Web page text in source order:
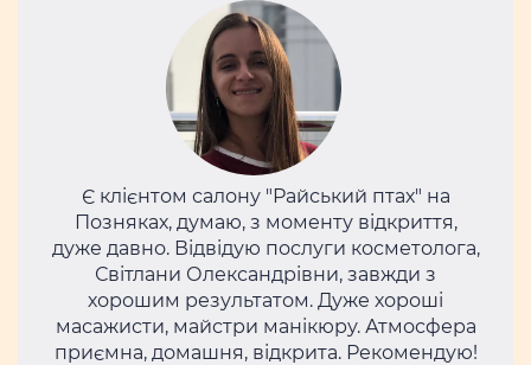
Є клієнтом салону "Райський птах" на
Позняках, думаю, з моменту відкриття,
дуже давно. Відвідую послуги косметолога,
Світлани Олександрівни, завжди з
хорошим результатом. Дуже хороші
масажисти, майстри манікюру. Атмосфера
приємна, домашня, відкрита. Рекомендую!